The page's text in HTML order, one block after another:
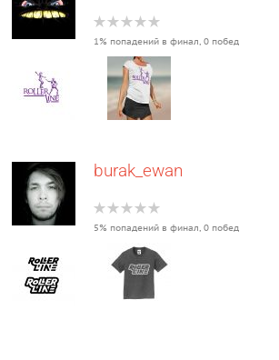
1% попадений в финал, 0 побед
burak_ewan
5% попадений в финал, 0 побед